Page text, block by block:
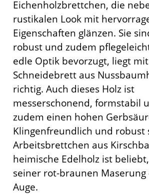
Eichenholzbrettchen, die
rustikalen Look mit
Eigenschaften glänzen. Sie
robust und zudem
edle Optik bevorzugt, liegt
Schneidebrett aus
richtig. Auch dieses Holz ist
messerschonend, formstabil
zudem einen hohen
Klingenfreundlich und robust
Arbeitsbrettchen aus
heimische Edelholz ist
seiner rot-braunen
Auge.